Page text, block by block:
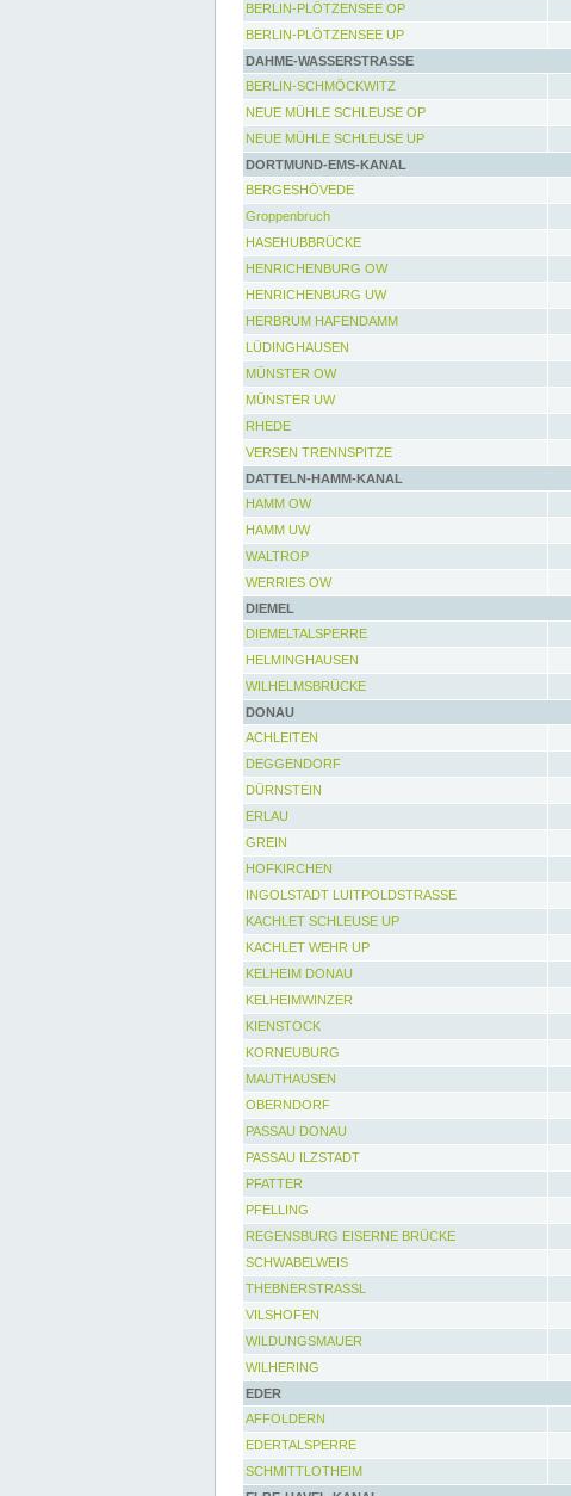
BERLIN-PLÖTZENSEE OP
BERLIN-PLÖTZENSEE UP
DAHME-WASSERSTRASSE
BERLIN-SCHMÖCKWITZ
NEUE MÜHLE SCHLEUSE OP
NEUE MÜHLE SCHLEUSE UP
DORTMUND-EMS-KANAL
BERGESHÖVEDE
Groppenbruch
HASEHUBBRÜCKE
HENRICHENBURG OW
HENRICHENBURG UW
HERBRUM HAFENDAMM
LÜDINGHAUSEN
MÜNSTER OW
MÜNSTER UW
RHEDE
VERSEN TRENNSPITZE
DATTELN-HAMM-KANAL
HAMM OW
HAMM UW
WALTROP
WERRIES OW
DIEMEL
DIEMELTALSPERRE
HELMINGHAUSEN
WILHELMSBRÜCKE
DONAU
ACHLEITEN
DEGGENDORF
DÜRNSTEIN
ERLAU
GREIN
HOFKIRCHEN
INGOLSTADT LUITPOLDSTRASSE
KACHLET SCHLEUSE UP
KACHLET WEHR UP
KELHEIM DONAU
KELHEIMWINZER
KIENSTOCK
KORNEUBURG
MAUTHAUSEN
OBERNDORF
PASSAU DONAU
PASSAU ILZSTADT
PFATTER
PFELLING
REGENSBURG EISERNE BRÜCKE
SCHWABELWEIS
THEBNERSTRASSL
VILSHOFEN
WILDUNGSMAUER
WILHERING
EDER
AFFOLDERN
EDERTALSPERRE
SCHMITTLOTHEIM